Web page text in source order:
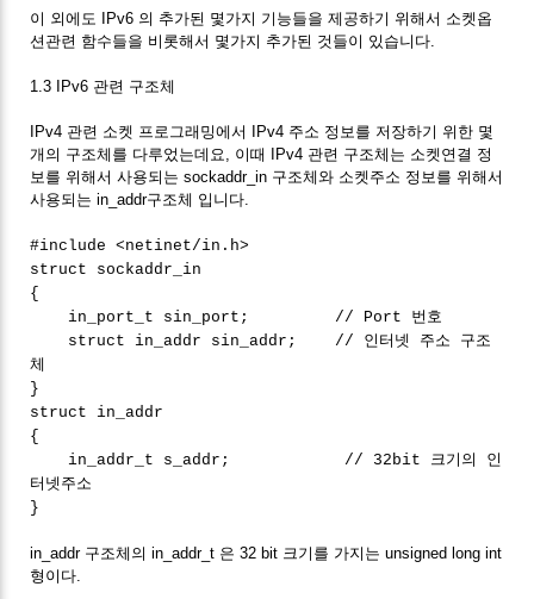
이 외에도 IPv6 의 추가된 몇가지 기능들을 제공하기 위해서 소켓옵
션관련 함수들을 비롯해서 몇가지 추가된 것들이 있습니다.
1.3 IPv6 관련 구조체
IPv4 관련 소켓 프로그래밍에서 IPv4 주소 정보를 저장하기 위한 몇
개의 구조체를 다루었는데요, 이때 IPv4 관련 구조체는 소켓연결 정
보를 위해서 사용되는 sockaddr_in 구조체와 소켓주소 정보를 위해서
사용되는 in_addr구조체 입니다.
#include <netinet/in.h>
struct sockaddr_in
{
in_port_t sin_port; // Port 번호
struct in_addr sin_addr; // 인터넷 주소 구조
체
}
struct in_addr
{
in_addr_t s_addr; // 32bit 크기의 인
터넷주소
}
in_addr 구조체의 in_addr_t 은 32 bit 크기를 가지는 unsigned long int
형이다.